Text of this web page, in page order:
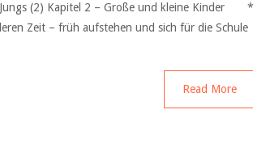
Jungs (2) Kapitel 2 – Große und kleine
Zeit – früh aufstehen und sich für die Schule
Read More